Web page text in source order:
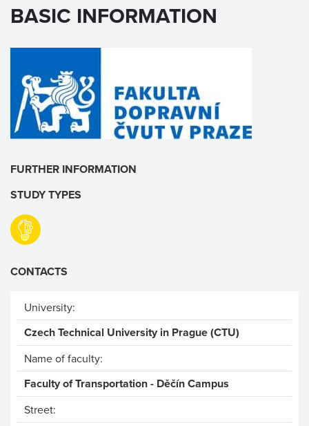
BASIC INFORMATION
FURTHER INFORMATION
STUDY TYPES
CONTACTS
University:
Czech Technical University in Prague (CTU)
Name of faculty:
Faculty of Transportation - Děčín Campus
Street: